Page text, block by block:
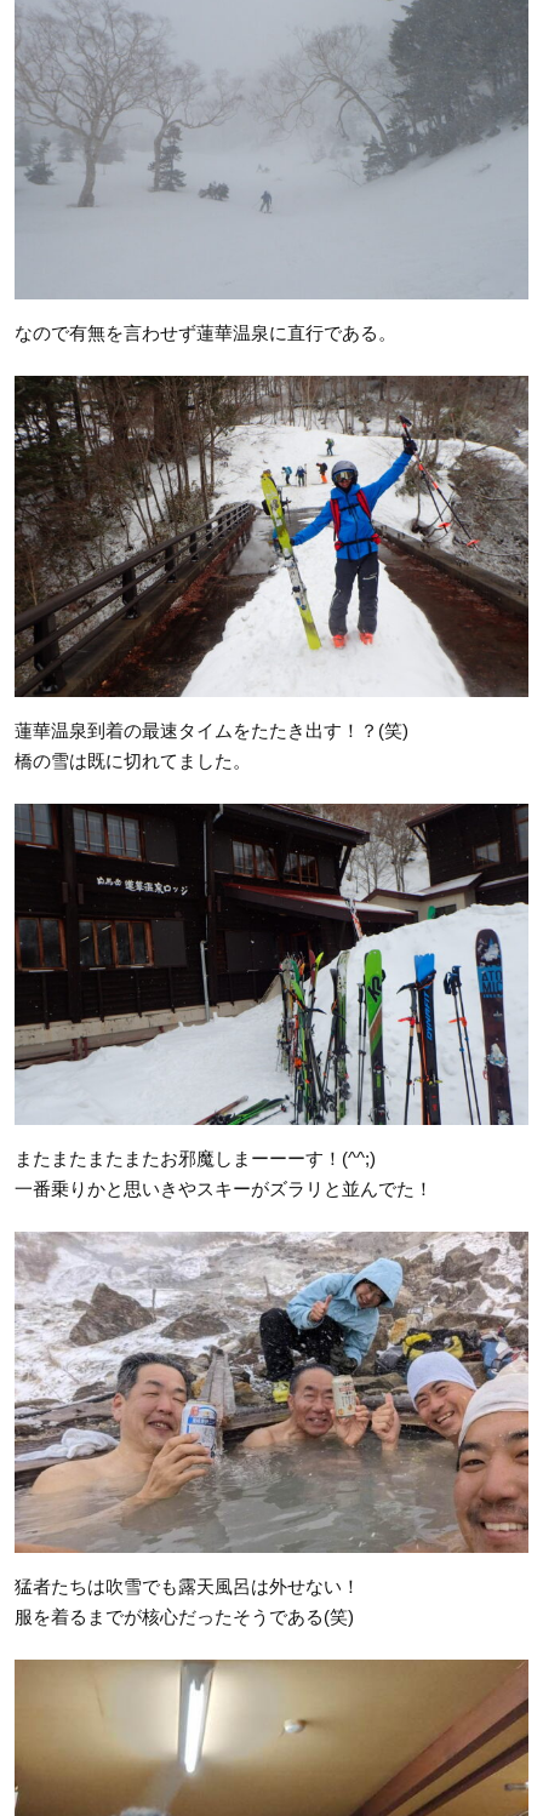
なので有無を言わせず蓮華温泉に直行である。
蓮華温泉到着の最速タイムをたたき出す！？(笑)
橋の雪は既に切れてました。
またまたまたまたお邪魔しまーーーす！(^^;)
一番乗りかと思いきやスキーがズラリと並んでた！
猛者たちは吹雪でも露天風呂は外せない！
服を着るまでが核心だったそうである(笑)